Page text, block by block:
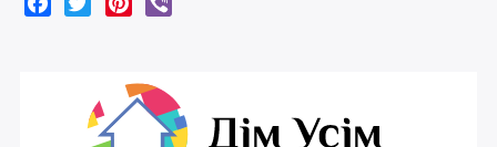
t
e
t
e
r